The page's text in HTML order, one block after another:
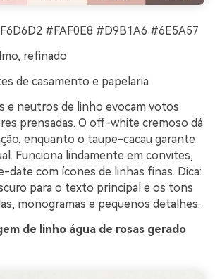
#FAF0E8 #D9B1A6 #6E5A57
refinado
de casamento e papelaria
e neutros de linho evocam votos
prensadas. O off-white cremoso dá
enquanto o taupe-cacau garante
Funciona lindamente em convites,
date com ícones de linhas finas. Dica:
para o texto principal e os tons
monogramas e pequenos detalhes.
de linho água de rosas gerado